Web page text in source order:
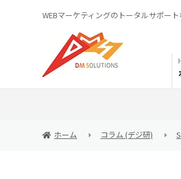
WEBマーケティングのトータルサポー
ホーム コラム (デジ研)